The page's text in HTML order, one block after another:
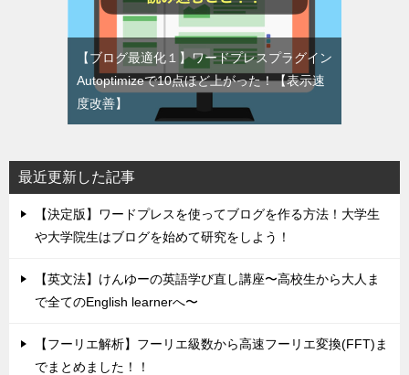
【ブログ最適化１】ワードプレスプラグイン
Autoptimizeで10点ほど上がった！【表示速
度改善】
最近更新した記事
【決定版】ワードプレスを使ってブログを作る方法！大学生
や大学院生はブログを始めて研究をしよう！
【英文法】けんゆーの英語学び直し講座〜高校生から大人ま
で全てのEnglish learnerへ〜
【フーリエ解析】フーリエ級数から高速フーリエ変換(FFT)ま
でまとめました！！